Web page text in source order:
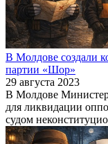
В Молдове создали
партии «Шор»
29 августа 2023
В Молдове
для ликвидации
судом